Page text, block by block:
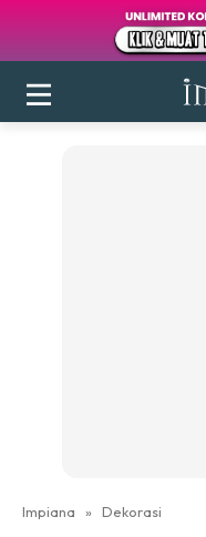
Impiana » Dekorasi